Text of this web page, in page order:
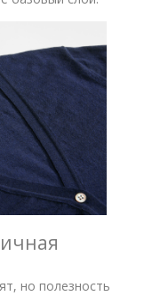
но полезность